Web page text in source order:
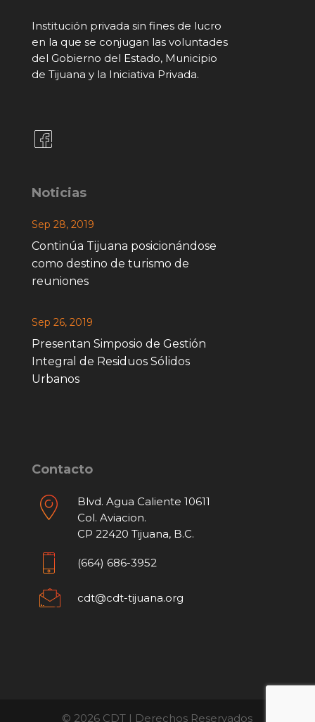
Institución privada sin fines de lucro
en la que se conjugan las voluntades
del Gobierno del Estado, Municipio
de Tijuana y la Iniciativa Privada.
Noticias
Continúa Tijuana posicionándose
como destino de turismo de
reuniones
Sep 28, 2019
Presentan Simposio de Gestión
Integral de Residuos Sólidos
Urbanos
Sep 26, 2019
Contacto
Blvd. Agua Caliente 10611
Col. Aviacion.
CP 22420 Tijuana, B.C.
(664) 686-3952
cdt@cdt-tijuana.org
© 2026 CDT | Derechos Reservados